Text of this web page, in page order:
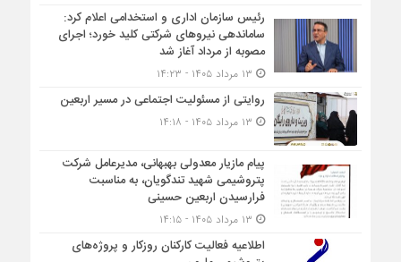
رئیس سازمان اداری و استخدامی اعلام کرد:
ساماندهی نیروهای شرکتی کلید خورد؛ اجرای
مصوبه از مرداد آغاز شد
روایتی از مسئولیت اجتماعی در مسیر اربعین
پیام مازیار معدولی بهبهانی، مدیرعامل شرکت
پتروشیمی شهید تندگویان، به مناسبت
فرارسیدن اربعین حسینی
اطلاعیه فعالیت کارکنان روزکار و پروژه‌های